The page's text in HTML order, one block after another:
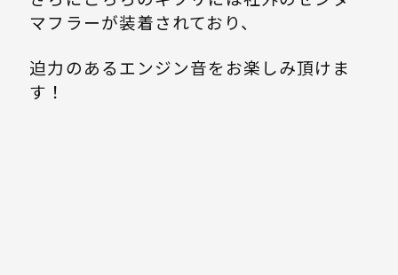
マフラーが装着されており、
迫力のあるエンジン音をお楽しみ頂けま
す！